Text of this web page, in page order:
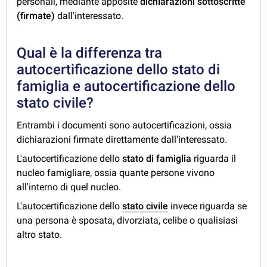
(firmate)dall'interessato.
Qual è la differenza tra
autocertificazione dello stato di
famiglia e autocertificazione dello
stato civile?
Entrambi i documenti sono autocertificazioni, ossia
dichiarazioni firmate direttamente dall'interessato.
L'autocertificazione dellostato di famiglia riguarda il
nucleo famigliare, ossia quante persone vivono
all'interno di quel nucleo.
L'autocertificazione dellostato civile invece riguarda se
una persona è sposata, divorziata, celibe o qualisiasi
altro stato.